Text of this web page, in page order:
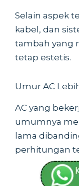
Selain aspek
kabel, dan
tambah yang
tetap estetis.
Umur AC
AC yang
umumnya
lama
perhitungan